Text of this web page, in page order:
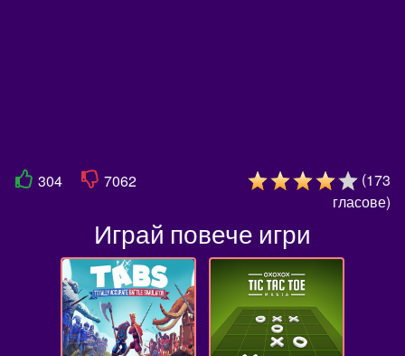
304 7062 (173
гласове)
Играй повече игри